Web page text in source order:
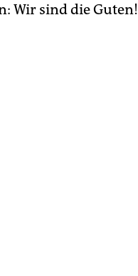
Wir sind die Guten!